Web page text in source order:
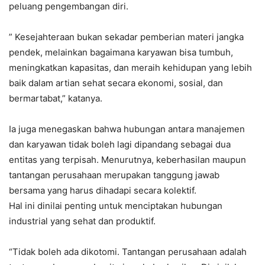
peluang pengembangan diri.
” Kesejahteraan bukan sekadar pemberian materi jangka
pendek, melainkan bagaimana karyawan bisa tumbuh,
meningkatkan kapasitas, dan meraih kehidupan yang lebih
baik dalam artian sehat secara ekonomi, sosial, dan
bermartabat,” katanya.
Ia juga menegaskan bahwa hubungan antara manajemen
dan karyawan tidak boleh lagi dipandang sebagai dua
entitas yang terpisah. Menurutnya, keberhasilan maupun
tantangan perusahaan merupakan tanggung jawab
bersama yang harus dihadapi secara kolektif.
Hal ini dinilai penting untuk menciptakan hubungan
industrial yang sehat dan produktif.
“Tidak boleh ada dikotomi. Tantangan perusahaan adalah